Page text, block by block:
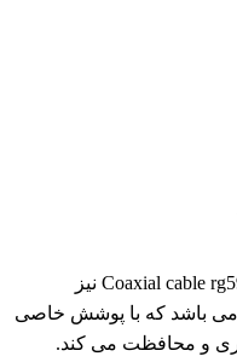
که به آن کابل کواکسیال Coaxial cable rg59 نیز
می باشد که با پوشش خاصی
و محافظت می کند.